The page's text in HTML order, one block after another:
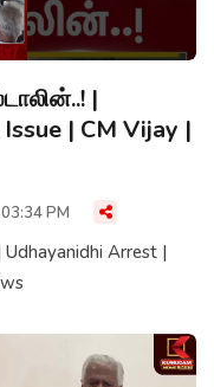
|
| CM Vijay |
PM
Arrest |